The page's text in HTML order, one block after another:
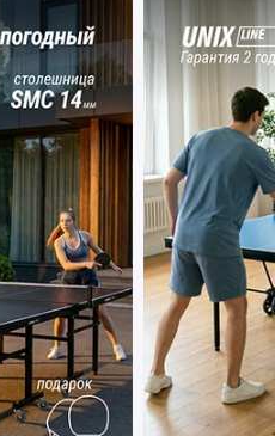
того, поверхность стола
от загрязнений, позволяя
состоянии. Одну из сторон
одиночной игры, что
оттачивания техники
необходимости искать
места, когда
игры, делая его
помещений. Стол для
дома, игровой
привлечет
подготовки — будь вы
— теннисный стол станет
отдыха с друзьями